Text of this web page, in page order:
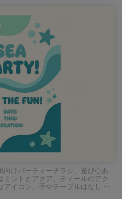
向けパーティーチラシ、遊び心あ
ミントとアクア、ティールのアク
アイコン、手やテーブルはなし --